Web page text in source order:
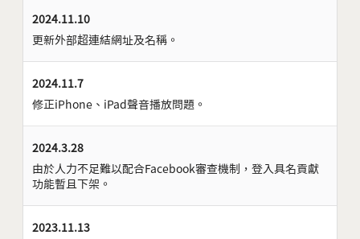
2024.11.10
更新外部超連結網址及名稱。
2024.11.7
修正iPhone、iPad聲音播放問題。
2024.3.28
由於人力不足難以配合Facebook審查機制，登入具名貢獻
功能暫且下架。
2023.11.13